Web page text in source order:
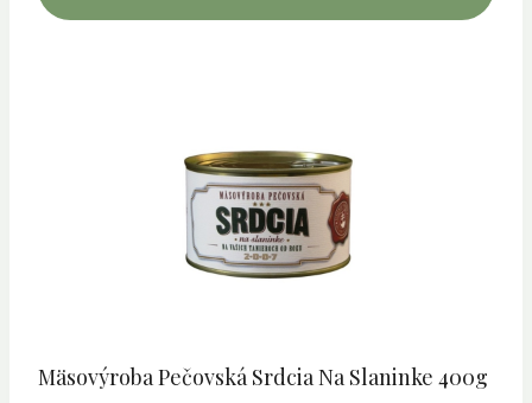
Mäsovýroba Pečovská Srdcia Na Slaninke 400g